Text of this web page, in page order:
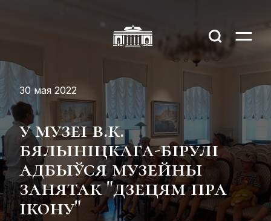
30 мая 2022
у музеі в.к.
бялыніцкага-бірулі
адбыўся музейны
занятак "дзецям пра
ікону"